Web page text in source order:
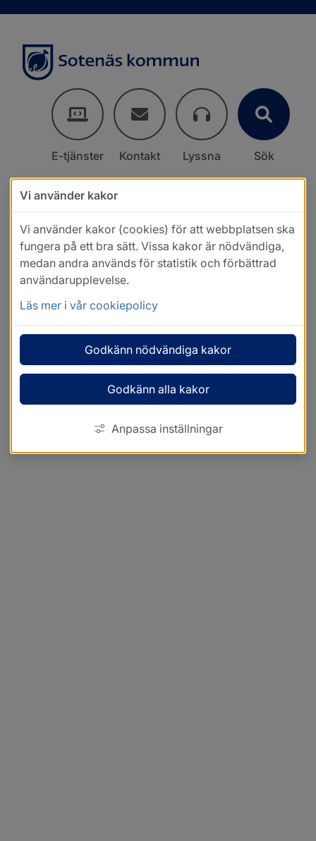
E-tjänster Kontakt Lyssna Sök
Vi använder kakor
Vi använder kakor (cookies) för att webbplatsen ska
fungera på ett bra sätt. Vissa kakor är nödvändiga,
medan andra används för statistik och förbättrad
användarupplevelse.
Läs mer i vår cookiepolicy
Godkänn nödvändiga kakor
Godkänn alla kakor
Anpassa inställningar